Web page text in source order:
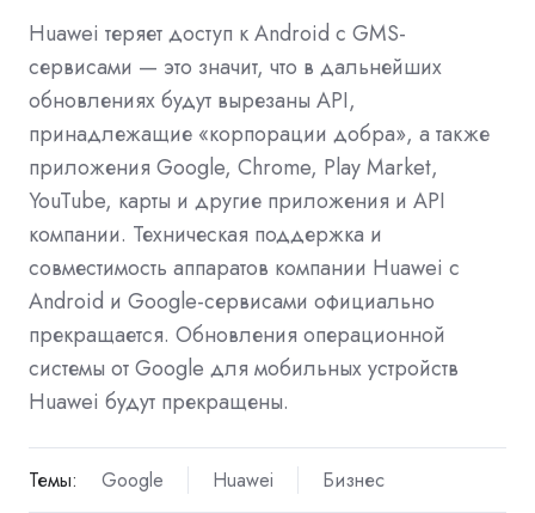
Huawei теряет доступ к Android с GMS-
сервисами — это значит, что в дальнейших
обновлениях будут вырезаны API,
принадлежащие «корпорации добра», а также
приложения Google, Chrome, Play Market,
YouTube, карты и другие приложения и API
компании. Техническая поддержка и
совместимость аппаратов компании Huawei с
Android и Google-сервисами официально
прекращается. Обновления операционной
системы от Google для мобильных устройств
Huawei будут прекращены.
Темы: Google Huawei Бизнес